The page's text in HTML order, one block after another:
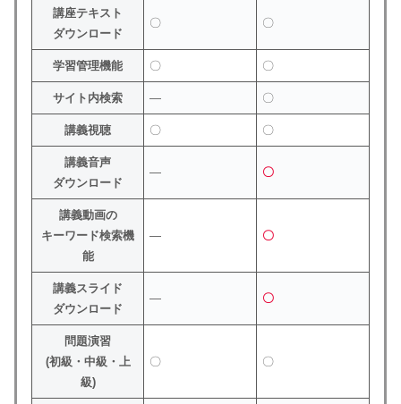
講座テキスト
ダウンロード
〇 〇
学習管理機能 〇 〇
サイト内検索 ― 〇
講義視聴 〇 〇
講義音声
ダウンロード
― 〇
講義動画の
キーワード検索機
能
― 〇
講義スライド
ダウンロード
― 〇
問題演習
(初級・中級・上
級)
〇 〇